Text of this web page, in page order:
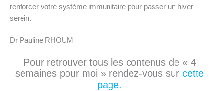
renforcer votre système immunitaire pour passer un hiver
serein.
Dr Pauline RHOUM
Pour retrouver tous les contenus de « 4
semaines pour moi » rendez-vous sur cette
page.